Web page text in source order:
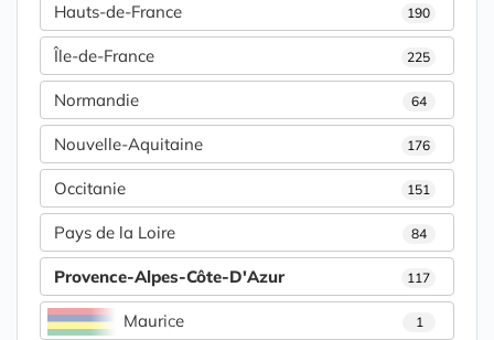
Hauts-de-France 190
Île-de-France 225
Normandie 64
Nouvelle-Aquitaine 176
Occitanie 151
Pays de la Loire 84
Provence-Alpes-Côte-D'Azur 117
Maurice 1